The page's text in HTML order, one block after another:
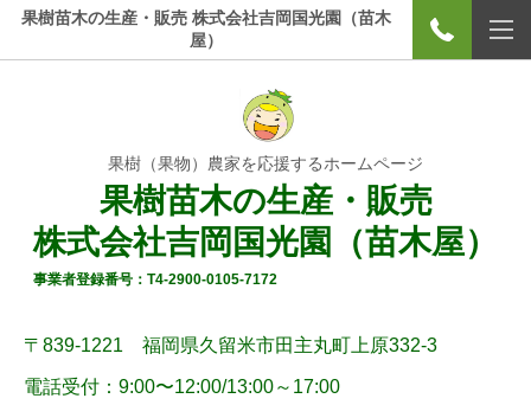
果樹苗木の生産・販売 株式会社吉岡国光園（苗木
屋）
果樹（果物）農家を応援するホームページ
果樹苗木の生産・販売
株式会社吉岡国光園（苗木屋）
事業者登録番号：T4-2900-0105-7172
〒839-1221 福岡県久留米市田主丸町上原332-3
電話受付：9:00〜12:00/13:00～17:00